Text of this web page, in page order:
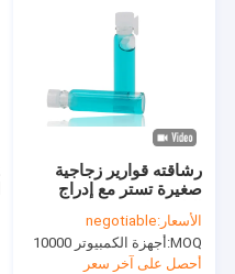
المنتجات
حولنا
ضبط الجودة
اتصل بنا
رشاقته قوارير زجاجية
صغيرة تستر مع إدراج
البلاستيك في الحجم
2ML 5ML
الأسعار:negotiable
MOQ: أجهزة الكمبيوتر 10000
أحصل على آخر سعر